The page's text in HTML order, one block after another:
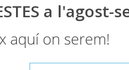
a l'agost-
aquí on serem!